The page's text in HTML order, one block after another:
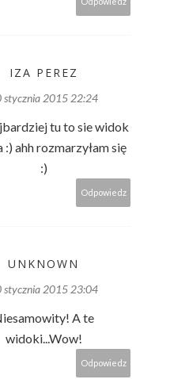
IZA PEREZ
stycznia 2015 22:24
tu to sie widok
ahh rozmarzyłam się
:)
Odpowiedz
UNKNOWN
stycznia 2015 23:04
A te
widoki...Wow!
Odpowiedz